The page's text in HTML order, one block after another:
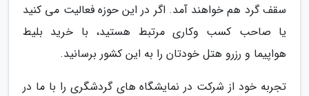
سقف گرد هم خواهند آمد. اگر در این حوزه فعالیت می کنید
یا صاحب کسب وکاری مرتبط هستید، با خرید بلیط
هواپیما و رزرو هتل خودتان را به این کشور برسانید.
تجربه خود از شرکت در نمایشگاه های گردشگری را با ما در